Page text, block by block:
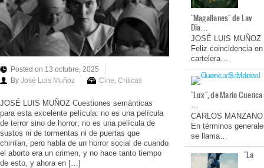
Posted on 13 octubre, 2025
By José Luis Muñoz Cine, Críticas
JOSÉ LUIS MUÑOZ Cuestiones semánticas
para esta excelente película: no es una película
de terror sino de horror; no es una película de
sustos ni de tormentas ni de puertas que
chirrían, pero habla de un horror social de cuando
el aborto era un crimen, y no hace tanto tiempo
de esto, y ahora en […]
"Magallanes" de Lav
Dia…
JOSÉ LUIS MUÑOZ
Feliz coincidencia en
cartelera…
"Lux", de Mario Cuenca
…
CARLOS MANZANO
En términos
se llama…
"La